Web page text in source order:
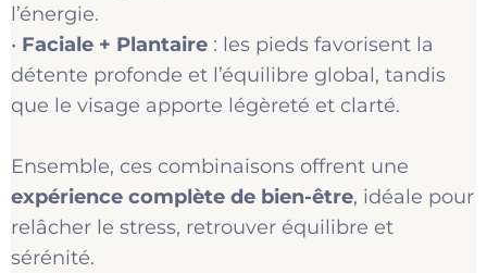
l’énergie.
• Faciale + Plantaire : les pieds favorisent la
détente profonde et l’équilibre global, tandis
que le visage apporte légèreté et clarté.
Ensemble, ces combinaisons offrent une
expérience complète de bien-être, idéale pour
relâcher le stress, retrouver équilibre et
sérénité.